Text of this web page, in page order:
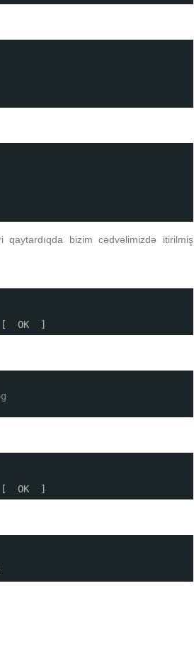
bizim cədvəlimizdə itirilmiş
[  OK  ]
[  OK  ]